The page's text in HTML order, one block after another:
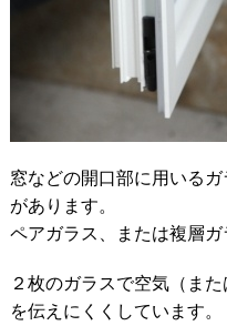
窓などの開口部に用いる
があります。
ペアガラス、または複層ガ
２枚のガラスで空気（ま
を伝えにくくしています。